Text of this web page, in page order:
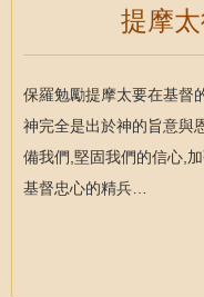
提摩
保羅勉勵提摩太要在基督
神完全是出於神的旨意與
備我們,堅固我們的信心,
基督忠心的精兵…